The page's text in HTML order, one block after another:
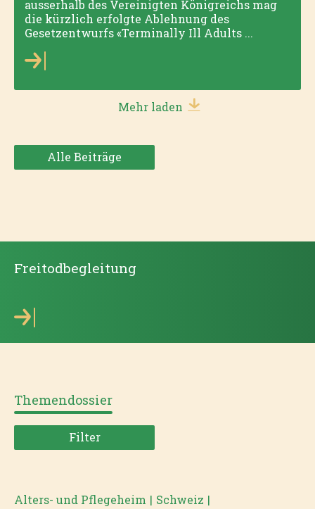
ausserhalb des Vereinigten Königreichs mag
die kürzlich erfolgte Ablehnung des
Gesetzentwurfs «Terminally Ill Adults ...
Mehr laden
Alle Beiträge
Freitodbegleitung
Themendossier
Filter
Alters- und Pflegeheim | Schweiz |